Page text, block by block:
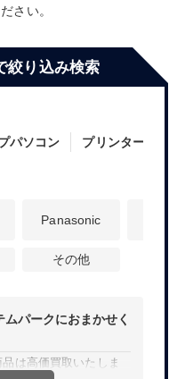
さい。
絞り込み検索
パソコン プリンター
Panasonic
その他
パークにおまかせく
は高価買取いたしま